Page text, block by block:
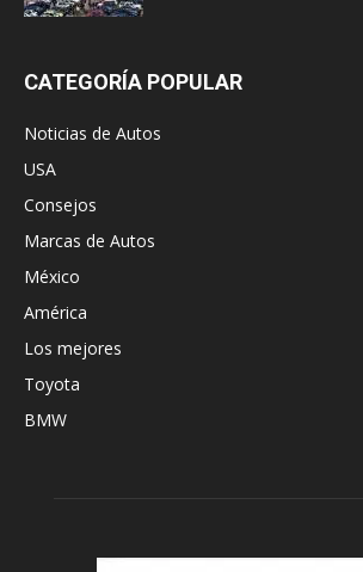
CATEGORÍA POPULAR
Noticias de Autos
USA
Consejos
Marcas de Autos
México
América
Los mejores
Toyota
BMW